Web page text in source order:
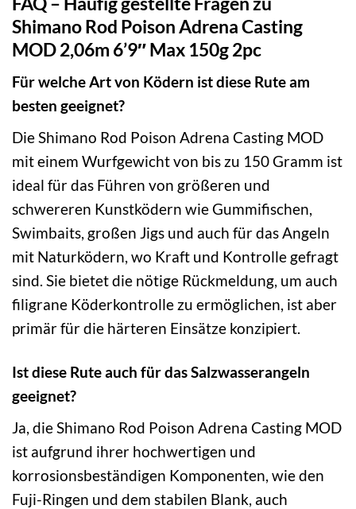
Shimano Rod Poison Adrena Casting
MOD 2,06m 6’9″ Max 150g 2pc
Für welche Art von Ködern ist diese Rute am
besten geeignet?
Die Shimano Rod Poison Adrena Casting MOD
mit einem Wurfgewicht von bis zu 150 Gramm ist
ideal für das Führen von größeren und
schwereren Kunstködern wie Gummifischen,
Swimbaits, großen Jigs und auch für das Angeln
mit Naturködern, wo Kraft und Kontrolle gefragt
sind. Sie bietet die nötige Rückmeldung, um auch
filigrane Köderkontrolle zu ermöglichen, ist aber
primär für die härteren Einsätze konzipiert.
Ist diese Rute auch für das Salzwasserangeln
geeignet?
Ja, die Shimano Rod Poison Adrena Casting MOD
ist aufgrund ihrer hochwertigen und
korrosionsbeständigen Komponenten, wie den
Fuji-Ringen und dem stabilen Blank, auch